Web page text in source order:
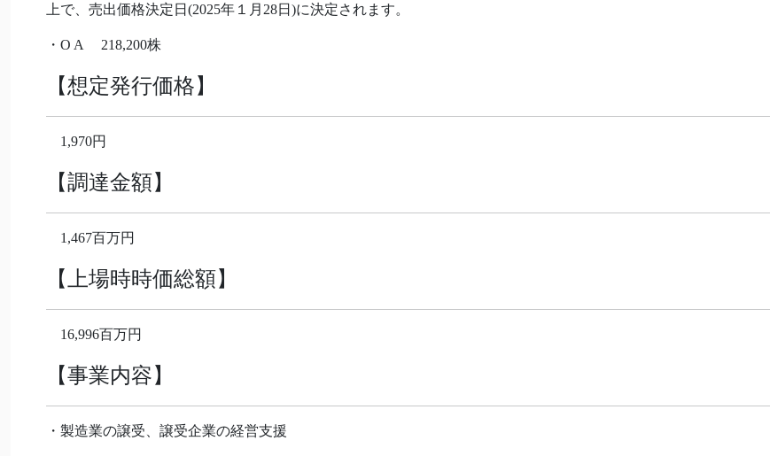
上で、売出価格決定日(2025年１月28日)に決定されます。
・O A 218,200株
【想定発行価格】
1,970円
【調達金額】
1,467百万円
【 上場時時価総額】
16,996百万円
【事業内容】
・製造業の譲受、譲受企業の経営支援